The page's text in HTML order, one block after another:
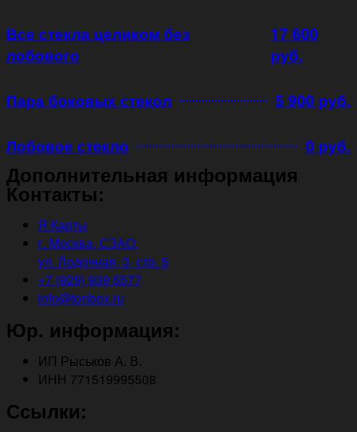
Все стекла целиком без
лобового
17 600
руб.
Пара боковых стекол 5 900 руб.
Лобовое стекло 0 руб.
Дополнительная информация
Контакты:
Я.Карты
г. Москва, СЗАО,
ул. Лодочная, 3, стр. 5
+7 (929) 939 5577
info@tonbox.ru
Юр. информация:
ИП Рыськов А. В.
ИНН 771519995508
Ссылки: